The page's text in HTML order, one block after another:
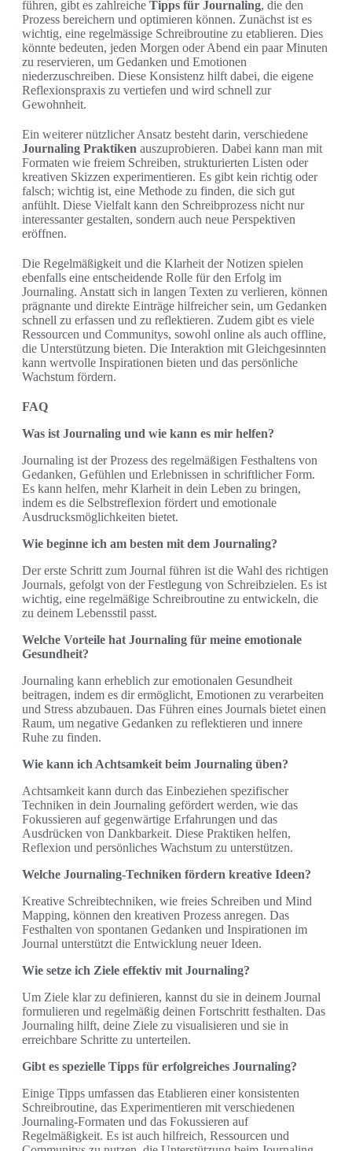
führen, gibt es zahlreiche Tipps für Journaling, die den
Prozess bereichern und optimieren können. Zunächst ist es
wichtig, eine regelmässige Schreibroutine zu etablieren. Dies
könnte bedeuten, jeden Morgen oder Abend ein paar Minuten
zu reservieren, um Gedanken und Emotionen
niederzuschreiben. Diese Konsistenz hilft dabei, die eigene
Reflexionspraxis zu vertiefen und wird schnell zur
Gewohnheit.
Ein weiterer nützlicher Ansatz besteht darin, verschiedene
Journaling Praktiken auszuprobieren. Dabei kann man mit
Formaten wie freiem Schreiben, strukturierten Listen oder
kreativen Skizzen experimentieren. Es gibt kein richtig oder
falsch; wichtig ist, eine Methode zu finden, die sich gut
anfühlt. Diese Vielfalt kann den Schreibprozess nicht nur
interessanter gestalten, sondern auch neue Perspektiven
eröffnen.
Die Regelmäßigkeit und die Klarheit der Notizen spielen
ebenfalls eine entscheidende Rolle für den Erfolg im
Journaling. Anstatt sich in langen Texten zu verlieren, können
prägnante und direkte Einträge hilfreicher sein, um Gedanken
schnell zu erfassen und zu reflektieren. Zudem gibt es viele
Ressourcen und Communitys, sowohl online als auch offline,
die Unterstützung bieten. Die Interaktion mit Gleichgesinnten
kann wertvolle Inspirationen bieten und das persönliche
Wachstum fördern.
FAQ
Was ist Journaling und wie kann es mir helfen?
Journaling ist der Prozess des regelmäßigen Festhaltens von
Gedanken, Gefühlen und Erlebnissen in schriftlicher Form.
Es kann helfen, mehr Klarheit in dein Leben zu bringen,
indem es die Selbstreflexion fördert und emotionale
Ausdrucksmöglichkeiten bietet.
Wie beginne ich am besten mit dem Journaling?
Der erste Schritt zum Journal führen ist die Wahl des richtigen
Journals, gefolgt von der Festlegung von Schreibzielen. Es ist
wichtig, eine regelmäßige Schreibroutine zu entwickeln, die
zu deinem Lebensstil passt.
Welche Vorteile hat Journaling für meine emotionale
Gesundheit?
Journaling kann erheblich zur emotionalen Gesundheit
beitragen, indem es dir ermöglicht, Emotionen zu verarbeiten
und Stress abzubauen. Das Führen eines Journals bietet einen
Raum, um negative Gedanken zu reflektieren und innere
Ruhe zu finden.
Wie kann ich Achtsamkeit beim Journaling üben?
Achtsamkeit kann durch das Einbeziehen spezifischer
Techniken in dein Journaling gefördert werden, wie das
Fokussieren auf gegenwärtige Erfahrungen und das
Ausdrücken von Dankbarkeit. Diese Praktiken helfen,
Reflexion und persönliches Wachstum zu unterstützen.
Welche Journaling-Techniken fördern kreative Ideen?
Kreative Schreibtechniken, wie freies Schreiben und Mind
Mapping, können den kreativen Prozess anregen. Das
Festhalten von spontanen Gedanken und Inspirationen im
Journal unterstützt die Entwicklung neuer Ideen.
Wie setze ich Ziele effektiv mit Journaling?
Um Ziele klar zu definieren, kannst du sie in deinem Journal
formulieren und regelmäßig deinen Fortschritt festhalten. Das
Journaling hilft, deine Ziele zu visualisieren und sie in
erreichbare Schritte zu unterteilen.
Gibt es spezielle Tipps für erfolgreiches Journaling?
Einige Tipps umfassen das Etablieren einer konsistenten
Schreibroutine, das Experimentieren mit verschiedenen
Journaling-Formaten und das Fokussieren auf
Regelmäßigkeit. Es ist auch hilfreich, Ressourcen und